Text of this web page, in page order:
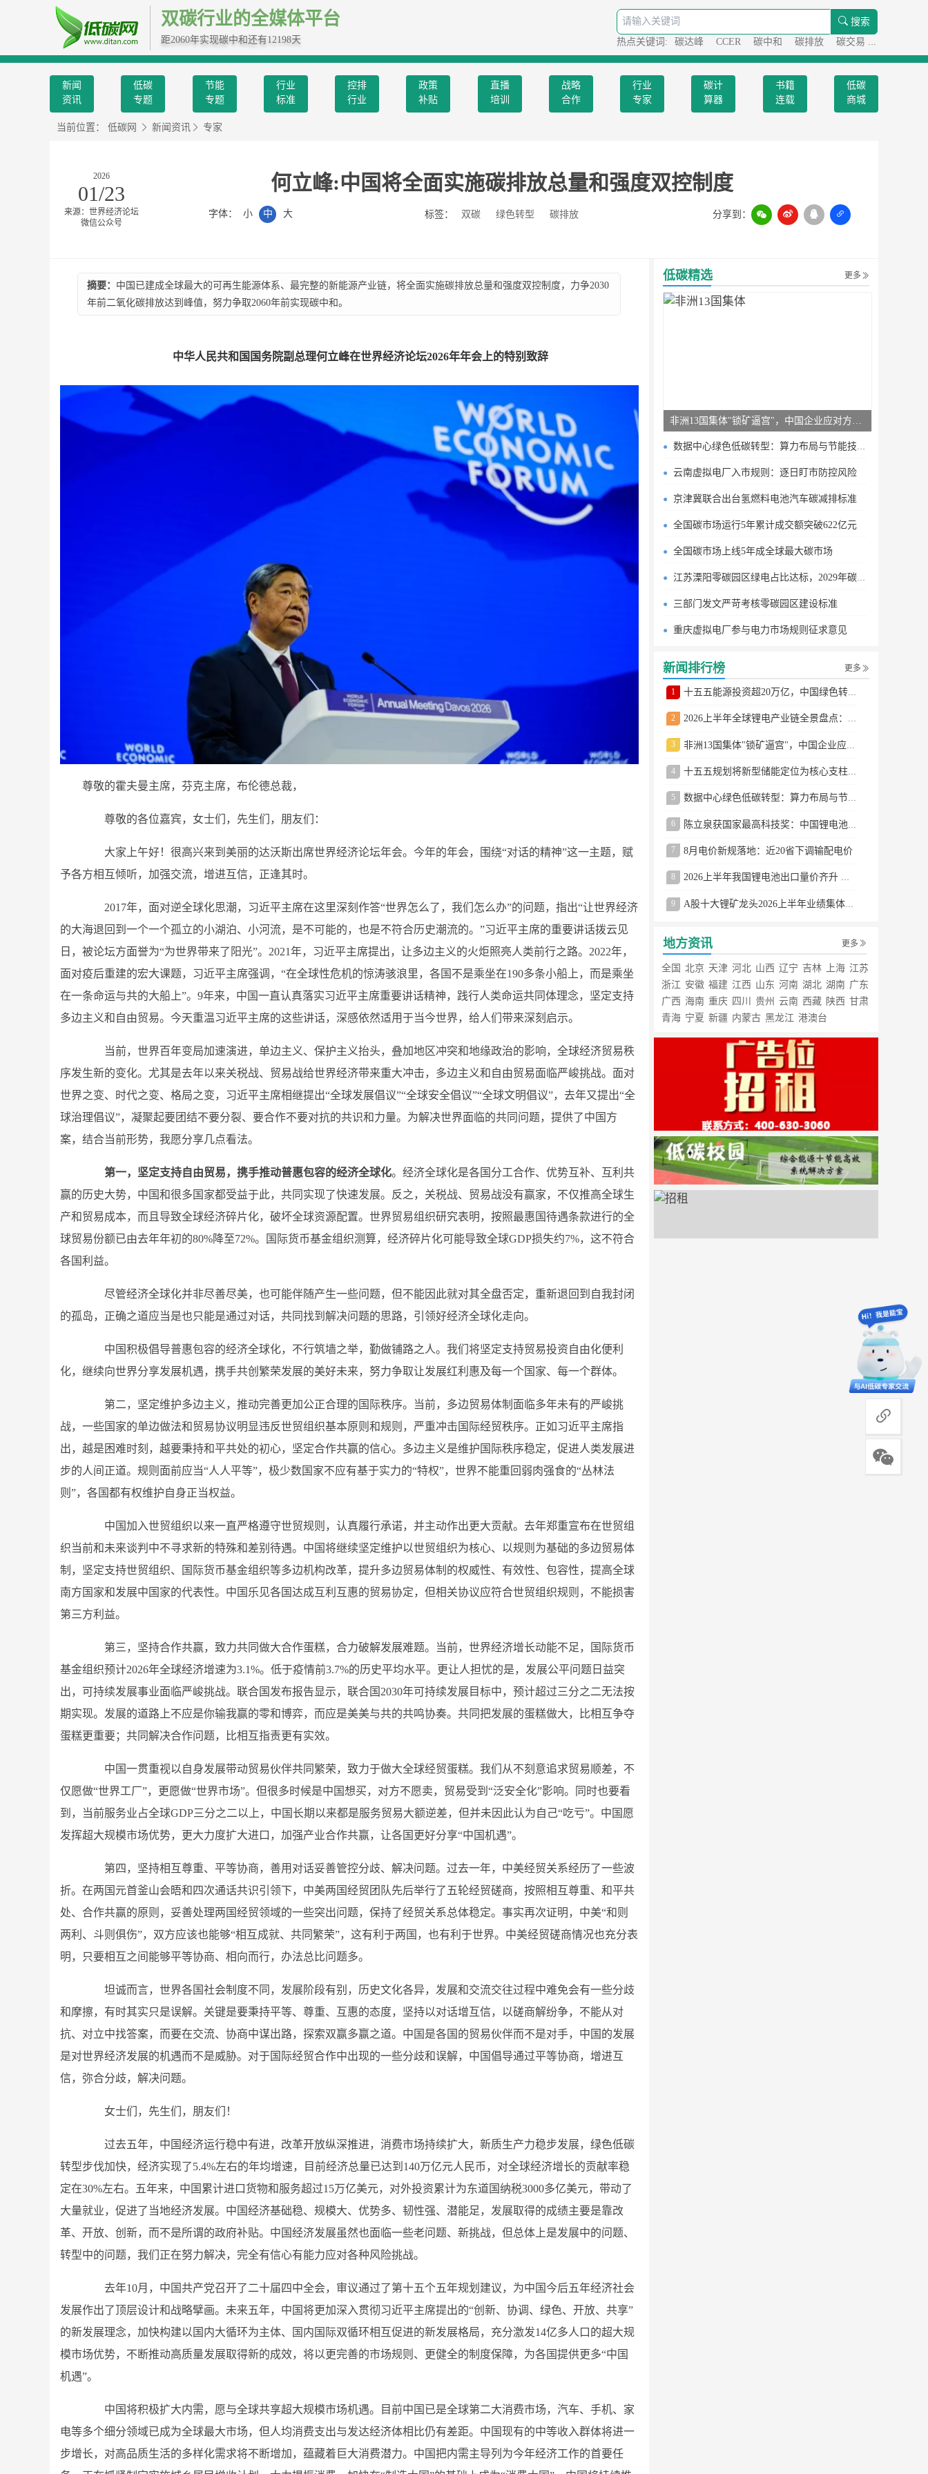
双碳行业的全媒体平台
距2060年实现碳中和还有12198天
搜索
热点关键词:
碳达峰 CCER 碳中和 碳排放 碳交易
新闻
资讯
低碳
专题
节能
专题
行业
标准
控排
行业
政策
补贴
直播
培训
战略
合作
行业
专家
碳计
算器
书籍
连载
低碳
商城
当前位置： 低碳网 新闻资讯 专家
2026
01/23
来源：世界经济论坛
微信公众号
何立峰:中国将全面实施碳排放总量和强度双控制度
字体： 小 中 大 标签： 双碳 绿色转型 碳排放 分享到：
摘要： 中国已建成全球最大的可再生能源体系、最完整的新能源产业链，将全面实施碳排放总量和强度双控制度，力争2030
年前二氧化碳排放达到峰值，努力争取2060年前实现碳中和。
中华人民共和国国务院副总理何立峰在世界经济论坛2026年年会上的特别致辞
尊敬的霍夫曼主席，芬克主席，布伦德总裁，
尊敬的各位嘉宾，女士们，先生们，朋友们：
大家上午好！很高兴来到美丽的达沃斯出席世界经济论坛年会。今年的年会，围绕“对话的精神”这一主题，赋
予各方相互倾听，加强交流，增进互信，正逢其时。
2017年，面对逆全球化思潮，习近平主席在这里深刻作答“世界怎么了，我们怎么办”的问题，指出“让世界经济
的大海退回到一个一个孤立的小湖泊、小河流，是不可能的，也是不符合历史潮流的。”习近平主席的重要讲话拨云见
日，被论坛方面誉为“为世界带来了阳光”。2021年，习近平主席提出，让多边主义的火炬照亮人类前行之路。2022年，
面对疫后重建的宏大课题，习近平主席强调，“在全球性危机的惊涛骇浪里，各国不是乘坐在190多条小船上，而是乘坐
在一条命运与共的大船上”。9年来，中国一直认真落实习近平主席重要讲话精神，践行人类命运共同体理念，坚定支持
多边主义和自由贸易。今天重温习近平主席的这些讲话，深感依然适用于当今世界，给人们带来深刻启示。
当前，世界百年变局加速演进，单边主义、保护主义抬头，叠加地区冲突和地缘政治的影响，全球经济贸易秩
序发生新的变化。尤其是去年以来关税战、贸易战给世界经济带来重大冲击，多边主义和自由贸易面临严峻挑战。面对
世界之变、时代之变、格局之变，习近平主席相继提出“全球发展倡议”“全球安全倡议”“全球文明倡议”，去年又提出“全
球治理倡议”，凝聚起要团结不要分裂、要合作不要对抗的共识和力量。为解决世界面临的共同问题，提供了中国方
案，结合当前形势，我愿分享几点看法。
第一，坚定支持自由贸易，携手推动普惠包容的经济全球化。经济全球化是各国分工合作、优势互补、互利共
赢的历史大势，中国和很多国家都受益于此，共同实现了快速发展。反之，关税战、贸易战没有赢家，不仅推高全球生
产和贸易成本，而且导致全球经济碎片化，破坏全球资源配置。世界贸易组织研究表明，按照最惠国待遇条款进行的全
球贸易份额已由去年年初的80%降至72%。国际货币基金组织测算，经济碎片化可能导致全球GDP损失约7%，这不符合
各国利益。
尽管经济全球化并非尽善尽美，也可能伴随产生一些问题，但不能因此就对其全盘否定，重新退回到自我封闭
的孤岛，正确之道应当是也只能是通过对话，共同找到解决问题的思路，引领好经济全球化走向。
中国积极倡导普惠包容的经济全球化，不行筑墙之举，勤做铺路之人。我们将坚定支持贸易投资自由化便利
化，继续向世界分享发展机遇，携手共创繁荣发展的美好未来，努力争取让发展红利惠及每一个国家、每一个群体。
第二，坚定维护多边主义，推动完善更加公正合理的国际秩序。当前，多边贸易体制面临多年未有的严峻挑
战，一些国家的单边做法和贸易协议明显违反世贸组织基本原则和规则，严重冲击国际经贸秩序。正如习近平主席指
出，越是困难时刻，越要秉持和平共处的初心，坚定合作共赢的信心。多边主义是维护国际秩序稳定，促进人类发展进
步的人间正道。规则面前应当“人人平等”，极少数国家不应有基于实力的“特权”，世界不能重回弱肉强食的“丛林法
则”，各国都有权维护自身正当权益。
中国加入世贸组织以来一直严格遵守世贸规则，认真履行承诺，并主动作出更大贡献。去年郑重宣布在世贸组
织当前和未来谈判中不寻求新的特殊和差别待遇。中国将继续坚定维护以世贸组织为核心、以规则为基础的多边贸易体
制，坚定支持世贸组织、国际货币基金组织等多边机构改革，提升多边贸易体制的权威性、有效性、包容性，提高全球
南方国家和发展中国家的代表性。中国乐见各国达成互利互惠的贸易协定，但相关协议应符合世贸组织规则，不能损害
第三方利益。
第三，坚持合作共赢，致力共同做大合作蛋糕，合力破解发展难题。当前，世界经济增长动能不足，国际货币
基金组织预计2026年全球经济增速为3.1%。低于疫情前3.7%的历史平均水平。更让人担忧的是，发展公平问题日益突
出，可持续发展事业面临严峻挑战。联合国发布报告显示，联合国2030年可持续发展目标中，预计超过三分之二无法按
期实现。发展的道路上不应是你输我赢的零和博弈，而应是美美与共的共鸣协奏。共同把发展的蛋糕做大，比相互争夺
蛋糕更重要；共同解决合作问题，比相互指责更有实效。
中国一贯重视以自身发展带动贸易伙伴共同繁荣，致力于做大全球经贸蛋糕。我们从不刻意追求贸易顺差，不
仅愿做“世界工厂”，更愿做“世界市场”。但很多时候是中国想买，对方不愿卖，贸易受到“泛安全化”影响。同时也要看
到，当前服务业占全球GDP三分之二以上，中国长期以来都是服务贸易大额逆差，但并未因此认为自己“吃亏”。中国愿
发挥超大规模市场优势，更大力度扩大进口，加强产业合作共赢，让各国更好分享“中国机遇”。
第四，坚持相互尊重、平等协商，善用对话妥善管控分歧、解决问题。过去一年，中美经贸关系经历了一些波
折。在两国元首釜山会晤和四次通话共识引领下，中美两国经贸团队先后举行了五轮经贸磋商，按照相互尊重、和平共
处、合作共赢的原则，妥善处理两国经贸领域的一些突出问题，保持了经贸关系总体稳定。事实再次证明，中美“和则
两利、斗则俱伤”，双方应该也能够“相互成就、共同繁荣”，这有利于两国，也有利于世界。中美经贸磋商情况也充分表
明，只要相互之间能够平等协商、相向而行，办法总比问题多。
坦诚而言，世界各国社会制度不同，发展阶段有别，历史文化各异，发展和交流交往过程中难免会有一些分歧
和摩擦，有时其实只是误解。关键是要秉持平等、尊重、互惠的态度，坚持以对话增互信，以磋商解纷争，不能从对
抗、对立中找答案，而要在交流、协商中谋出路，探索双赢多赢之道。中国是各国的贸易伙伴而不是对手，中国的发展
是对世界经济发展的机遇而不是威胁。对于国际经贸合作中出现的一些分歧和误解，中国倡导通过平等协商，增进互
信，弥合分歧，解决问题。
女士们，先生们，朋友们！
过去五年，中国经济运行稳中有进，改革开放纵深推进，消费市场持续扩大，新质生产力稳步发展，绿色低碳
转型步伐加快，经济实现了5.4%左右的年均增速，目前经济总量已达到140万亿元人民币，对全球经济增长的贡献率稳
定在30%左右。五年来，中国累计进口货物和服务超过15万亿美元，对外投资累计为东道国纳税3000多亿美元，带动了
大量就业，促进了当地经济发展。中国经济基础稳、规模大、优势多、韧性强、潜能足，发展取得的成绩主要是靠改
革、开放、创新，而不是所谓的政府补贴。中国经济发展虽然也面临一些老问题、新挑战，但总体上是发展中的问题、
转型中的问题，我们正在努力解决，完全有信心有能力应对各种风险挑战。
去年10月，中国共产党召开了二十届四中全会，审议通过了第十五个五年规划建议，为中国今后五年经济社会
发展作出了顶层设计和战略擘画。未来五年，中国将更加深入贯彻习近平主席提出的“创新、协调、绿色、开放、共享”
的新发展理念，加快构建以国内大循环为主体、国内国际双循环相互促进的新发展格局，充分激发14亿多人口的超大规
模市场优势，不断推动高质量发展取得新的成效，将以更完善的市场规则、更健全的制度保障，为各国提供更多“中国
机遇”。
中国将积极扩大内需，愿与全球共享超大规模市场机遇。目前中国已是全球第二大消费市场，汽车、手机、家
电等多个细分领域已成为全球最大市场，但人均消费支出与发达经济体相比仍有差距。中国现有的中等收入群体将进一
步增长，对高品质生活的多样化需求将不断增加，蕴藏着巨大消费潜力。中国把内需主导列为今年经济工作的首要任
低碳精选 更多
非洲13国集体"锁矿逼宫"，中国企业应对方案曝光
数据中心绿色低碳转型：算力布局与节能技术突破
云南虚拟电厂入市规则：逐日盯市防控风险
京津冀联合出台氢燃料电池汽车碳减排标准
全国碳市场运行5年累计成交额突破622亿元
全国碳市场上线5年成全球最大碳市场
江苏溧阳零碳园区绿电占比达标，2029年碳排目标明确
三部门发文严苛考核零碳园区建设标准
重庆虚拟电厂参与电力市场规则征求意见
新闻排行榜 更多
1 十五五能源投资超20万亿，中国绿色转型提速
2 2026上半年全球锂电产业链全景盘点：储能爆发、整车出口高增、材料供需分化
3
4 十五五规划将新型储能定位为核心支柱产业
5 数据中心绿色低碳转型：算力布局与节能技术突破
6
7 8月电价新规落地：近20省下调输配电价
8 2026上半年我国锂电池出口量价齐升 德国成最大市场
9 A股十大锂矿龙头2026上半年业绩集体大涨
地方资讯 更多
全国 北京 天津 河北 山西 辽宁 吉林 上海 江苏
浙江 安徽 福建 江西 山东 河南 湖北 湖南 广东
广西 海南 重庆 四川 贵州 云南 西藏 陕西 甘肃
青海 宁夏 新疆 内蒙古 黑龙江 港澳台